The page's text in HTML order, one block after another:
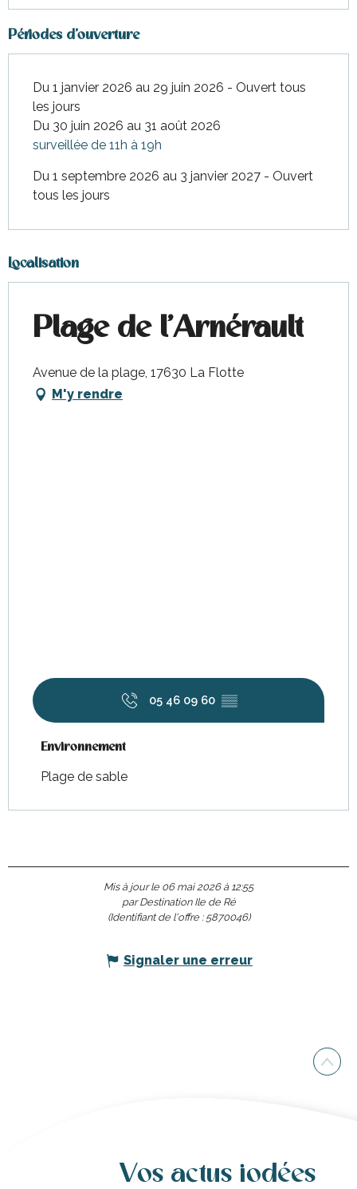
Périodes d'ouverture
Du 1 janvier 2026 au 29 juin 2026 - Ouvert tous
les jours
Du 30 juin 2026 au 31 août 2026
surveillée de 11h à 19h
Du 1 septembre 2026 au 3 janvier 2027 - Ouvert
tous les jours
Localisation
Plage de l'Arnérault
Avenue de la plage, 17630 La Flotte
M'y rendre
05 46 09 60 ▒▒
Environnement
Environnement
Plage de sable
Mis à jour le 06 mai 2026 à 12:55
par Destination Ile de Ré
(Identifiant de l'offre : 5870046)
Signaler une erreur
Vos actus iodées